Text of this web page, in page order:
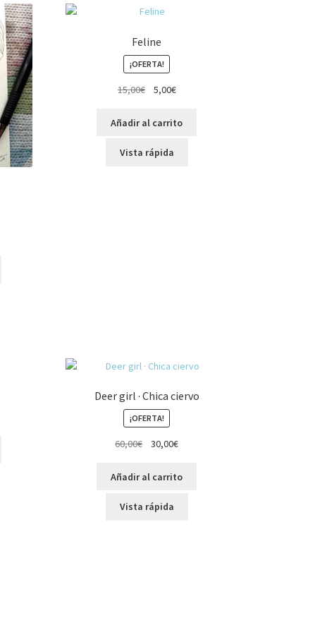
Feline
¡OFERTA!
15,00€
original
15,00€.
5,00€El
actual
Añadir al carrito
Vista rápida
Deer girl · Chica ciervo
¡OFERTA!
60,00€
El
original
60,00€.
30,00€El
actual
Añadir al carrito
Vista rápida